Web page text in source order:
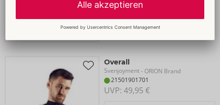
Overall
Svenjoyment- ORION Brand
21501901701
UVP: 49,95 €